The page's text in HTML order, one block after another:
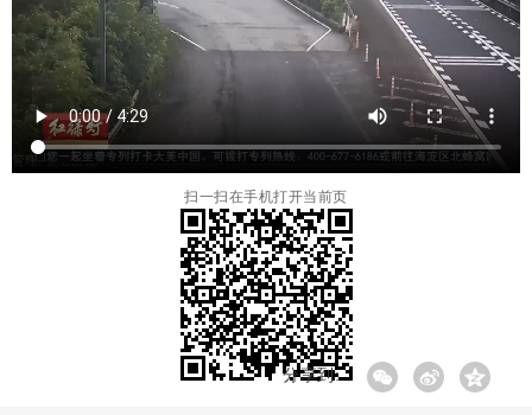
扫一扫在手机打开当前页
分享到: